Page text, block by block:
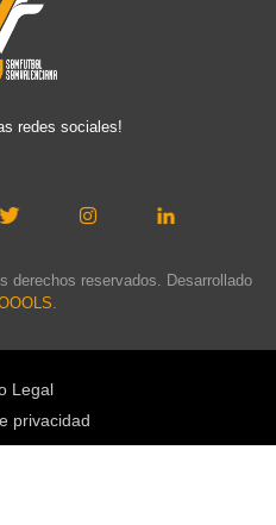
redes sociales!
derechos reservados. Desarrollado
Legal
privacidad
cookies